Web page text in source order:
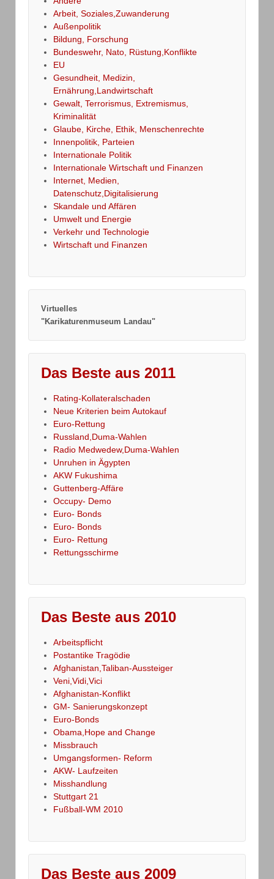
Arbeit, Soziales,Zuwanderung
Außenpolitik
Bildung, Forschung
Bundeswehr, Nato, Rüstung,Konflikte
EU
Gesundheit, Medizin,
Ernährung,Landwirtschaft
Gewalt, Terrorismus, Extremismus,
Kriminalität
Glaube, Kirche, Ethik, Menschenrechte
Innenpolitik, Parteien
Internationale Politik
Internationale Wirtschaft und Finanzen
Internet, Medien,
Datenschutz,Digitalisierung
Skandale und Affären
Umwelt und Energie
Verkehr und Technologie
Wirtschaft und Finanzen
Virtuelles
"Karikaturenmuseum Landau"
Das Beste aus 2011
Rating-Kollateralschaden
Neue Kriterien beim Autokauf
Euro-Rettung
Russland,Duma-Wahlen
Radio Medwedew,Duma-Wahlen
Unruhen in Ägypten
AKW Fukushima
Guttenberg-Affäre
Occupy- Demo
Euro- Bonds
Euro- Bonds
Euro- Rettung
Rettungsschirme
Das Beste aus 2010
Arbeitspflicht
Postantike Tragödie
Afghanistan,Taliban-Aussteiger
Veni,Vidi,Vici
Afghanistan-Konflikt
GM- Sanierungskonzept
Euro-Bonds
Obama,Hope and Change
Missbrauch
Umgangsformen- Reform
AKW- Laufzeiten
Misshandlung
Stuttgart 21
Fußball-WM 2010
Das Beste aus 2009